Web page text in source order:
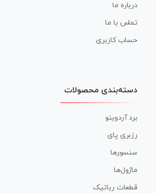
درباره ما
تماس با ما
حساب کاربری
دسته‌بندی محصولات
برد آردوینو
رزبری پای
سنسورها
ماژول‌ها
قطعات رباتیک